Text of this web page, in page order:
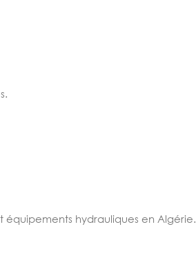
équipements hydrauliques en Algérie.